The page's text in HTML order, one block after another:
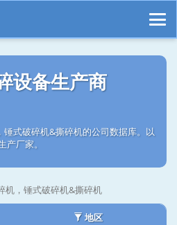
设备生产商
式破碎机&撕碎机的公司数据库。以
厂家。
机，锤式破碎机&撕碎机
地区